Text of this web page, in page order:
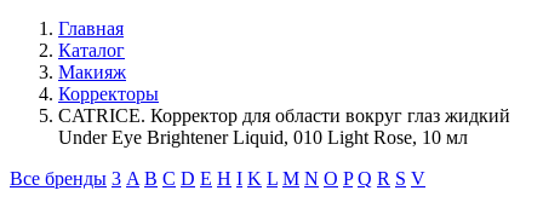
Главная
Каталог
Макияж
Корректоры
CATRICE. Корректор для области вокруг глаз жидкий
Under Eye Brightener Liquid, 010 Light Rose, 10 мл
Все бренды 3 A B C D E H I K L M N O P Q R S V